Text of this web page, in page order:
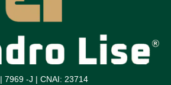
7969 -J | CNAI: 23714